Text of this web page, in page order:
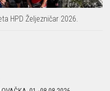
HPD Željezničar 2026.